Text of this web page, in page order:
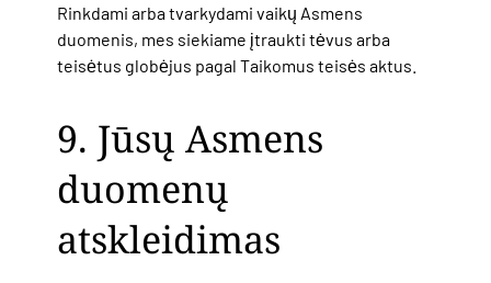
Rinkdami arba tvarkydami vaikų Asmens
duomenis, mes siekiame įtraukti tėvus arba
teisėtus globėjus pagal Taikomus teisės aktus.
9. Jūsų Asmens
duomenų
atskleidimas